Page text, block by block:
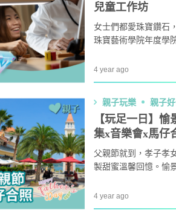
兒童工作坊
女士們都愛珠寶鑽石
珠寶藝術學院年度學
當日更有兒童工作坊
4 year ago
親子玩樂 親子
【玩足一日】
集x音樂會x馬仔
父親節就到，孝子孝
製甜蜜溫馨回憶。愉
UN的父親節！
4 year ago
小貼士 風扇擺位有技巧 這件
吸濕法寶不能缺 ！
生活小百科｜洗碗後海綿上殘留
泡泡有無問題？ 日本家居清潔大
牌這樣回應！
除霉菌貼士｜4大對付天花板+牆
身發霉方法 漂白水是抽濕除霉
法寶？！
2